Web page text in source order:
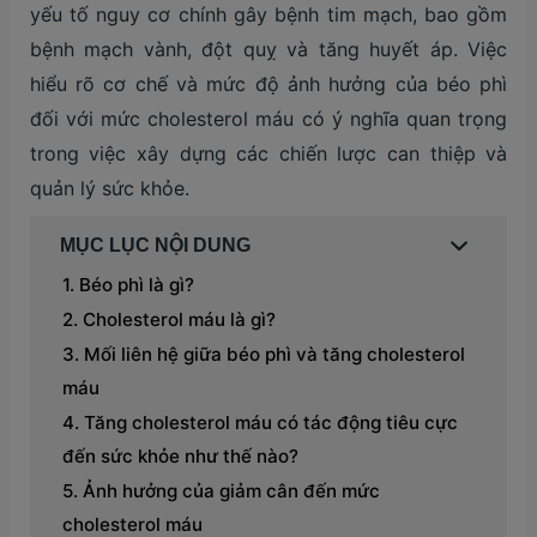
yếu tố nguy cơ chính gây bệnh tim mạch, bao gồm
bệnh mạch vành, đột quỵ và tăng huyết áp. Việc
hiểu rõ cơ chế và mức độ ảnh hưởng của béo phì
đối với mức cholesterol máu có ý nghĩa quan trọng
trong việc xây dựng các chiến lược can thiệp và
quản lý sức khỏe.
MỤC LỤC NỘI DUNG
Béo phì là gì?
Cholesterol máu là gì?
Mối liên hệ giữa béo phì và tăng cholesterol
máu
Tăng cholesterol máu có tác động tiêu cực
đến sức khỏe như thế nào?
Ảnh hưởng của giảm cân đến mức
cholesterol máu